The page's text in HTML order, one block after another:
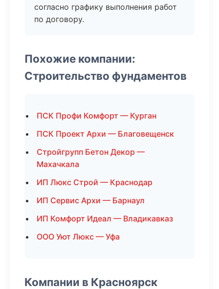
согласно графику выполнения работ
по договору.
Похожие компании:
Строительство фундаментов
ПСК Профи Комфорт — Курган
ПСК Проект Архи — Благовещенск
Стройгрупп Бетон Декор —
Махачкала
ИП Люкс Строй — Краснодар
ИП Сервис Архи — Барнаул
ИП Комфорт Идеал — Владикавказ
ООО Уют Люкс — Уфа
Компании в Красноярск